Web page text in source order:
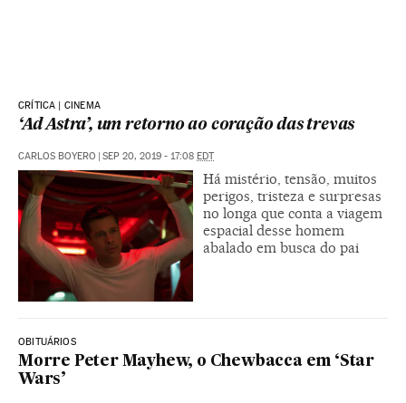
CRÍTICA | CINEMA
‘Ad Astra’, um retorno ao coração das trevas
CARLOS BOYERO | SEP 20, 2019 - 17:08 EDT
Há mistério, tensão, muitos
perigos, tristeza e surpresas
no longa que conta a viagem
espacial desse homem
abalado em busca do pai
OBITUÁRIOS
Morre Peter Mayhew, o Chewbacca em ‘Star
Wars’